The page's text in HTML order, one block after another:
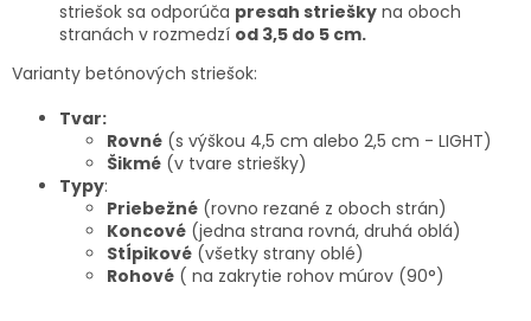
striešok sa odporúča presah striešky na oboch
stranách v rozmedzí od 3,5 do 5 cm.
Varianty betónových striešok:
Tvar:
Rovné (s výškou 4,5 cm alebo 2,5 cm - LIGHT)
Šikmé (v tvare striešky)
Typy:
Priebežné (rovno rezané z oboch strán)
Koncové (jedna strana rovná, druhá oblá)
Stĺpikové (všetky strany oblé)
Rohové ( na zakrytie rohov múrov (90°)